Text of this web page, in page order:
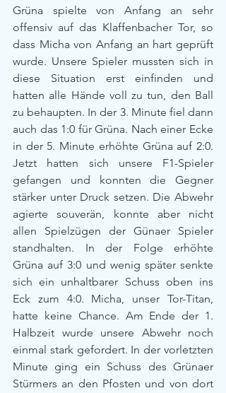
Grüna spielte von Anfang an sehr
offensiv auf das Klaffenbacher Tor, so
dass Micha von Anfang an hart geprüft
wurde. Unsere Spieler mussten sich in
diese Situation erst einfinden und
hatten alle Hände voll zu tun, den Ball
zu behaupten. In der 3. Minute fiel dann
auch das 1:0 für Grüna. Nach einer Ecke
in der 5. Minute erhöhte Grüna auf 2:0.
Jetzt hatten sich unsere F1-Spieler
gefangen und konnten die Gegner
stärker unter Druck setzen. Die Abwehr
agierte souverän, konnte aber nicht
allen Spielzügen der Günaer Spieler
standhalten. In der Folge erhöhte
Grüna auf 3:0 und wenig später senkte
sich ein unhaltbarer Schuss oben ins
Eck zum 4:0. Micha, unser Tor-Titan,
hatte keine Chance. Am Ende der 1.
Halbzeit wurde unsere Abwehr noch
einmal stark gefordert. In der vorletzten
Minute ging ein Schuss des Grünaer
Stürmers an den Pfosten und von dort